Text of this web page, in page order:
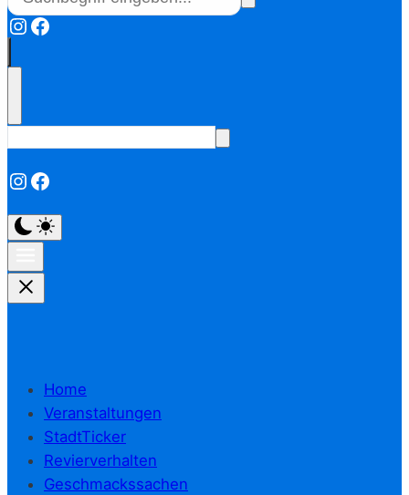
Instagram
Facebook
Instagram
Facebook
Home
Veranstaltungen
StadtTicker
Revierverhalten
Geschmackssachen